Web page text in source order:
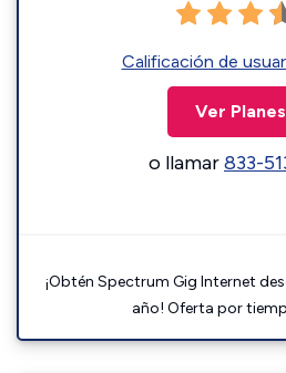
Calificación de
Ver Planes
o llamar833-
¡Obtén Spectrum Gig Internet
año! Oferta por